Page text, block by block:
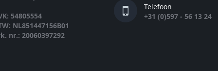
54805554
NL851447156B01
nr.: 20060397292
Telefoon
+31 (0)597 - 56 13 24